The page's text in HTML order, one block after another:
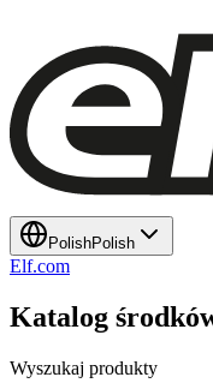
PolishPolish
Elf.com
Katalog
Wyszukaj produkty
Wyszukaj produkty